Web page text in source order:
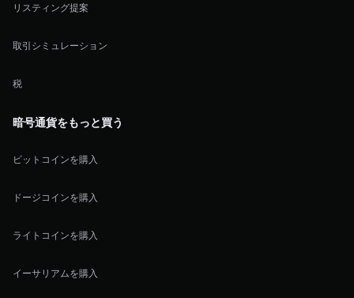
リスティング提案
取引シミュレーション
税
暗号通貨をもっと買う
ビットコインを購入
ドージコインを購入
ライトコインを購入
イーサリアムを購入